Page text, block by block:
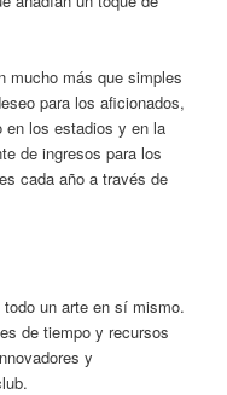
mucho más que simples
para los aficionados,
en los estadios y en la
de ingresos para los
cada año a través de
un arte en sí mismo.
de tiempo y recursos
y